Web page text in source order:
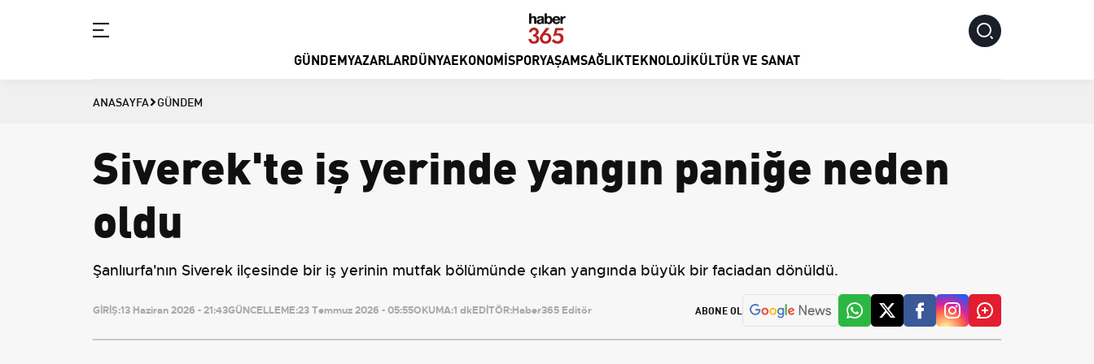
GÜNDEMYAZARLARDÜNYAEKONOMISPORYAŞAMSAĞLIKTEKNOLOJIKÜLTÜR VE SANAT
ANASAYFA GÜNDEM
Siverek'te iş yerinde yangın paniğe neden
oldu
Şanlıurfa'nın Siverek ilçesinde bir iş yerinin mutfak bölümünde çıkan yangında büyük bir faciadan dönüldü.
GİRİŞ:13 Haziran 2026 - 21:43GÜNCELLEME:23 Temmuz 2026 - 05:55OKUMA:1 dkEDİTÖR:Haber365 Editör ABONE OL